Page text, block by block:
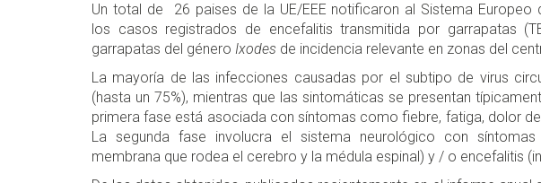
Un total de 26 paises de la UE/EEE notificaron al Sistema Europeo
los casos registrados de encefalitis transmitida por garrapatas
garrapatas del género Ixodes de incidencia relevante en zonas del
La mayoría de las infecciones causadas por el subtipo de virus
(hasta un 75%), mientras que las sintomáticas se presentan
primera fase está asociada con síntomas como fiebre, fatiga, dolor
La segunda fase involucra el sistema neurológico con
membrana que rodea el cerebro y la médula espinal) y / o encefalitis